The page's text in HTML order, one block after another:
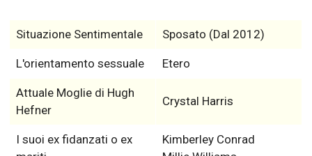
Situazione Sentimentale Sposato (Dal 2012)
L'orientamento sessuale Etero
Attuale Moglie di Hugh
Hefner
Crystal Harris
I suoi ex fidanzati o ex
Kimberley Conrad